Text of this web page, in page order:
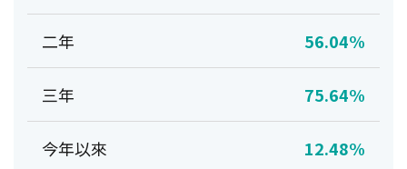
二年 56.04%
三年 75.64%
今年以來 12.48%